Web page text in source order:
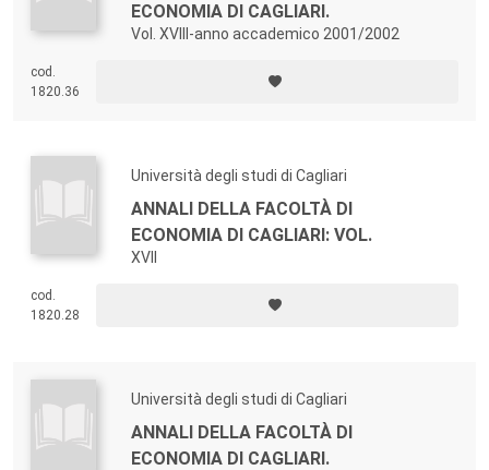
ECONOMIA DI CAGLIARI.
Vol. XVIII-anno accademico 2001/2002
cod.
1820.36
Università degli studi di Cagliari
ANNALI DELLA FACOLTÀ DI
ECONOMIA DI CAGLIARI: VOL.
XVII
cod.
1820.28
Università degli studi di Cagliari
ANNALI DELLA FACOLTÀ DI
ECONOMIA DI CAGLIARI.